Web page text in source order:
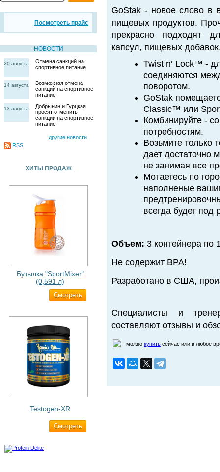
Посмотреть прайс
НОВОСТИ
20 августа
Отмена санкций на
спортивное питание
14 августа
Возможная отмена
санкций на спортивное
питание
13 августа
Добрынин и Гурцкая
просят отменить
санкции на спортивное
питание
другие новости
RSS
ХИТЫ ПРОДАЖ
Бутылка "SportMixer"
(0,591 л)
Cмотреть
Testogen-XR
Cмотреть
GoStak - новое слово в
пищевых продуктов.
прекрасно подходят
капсул, пищевых
Twist n‘ Lock™ -
соединяются
поворотом.
GoStak
Classic™ или
Комбинируйте -
потребностям.
Возьмите только
дает достаточно
не занимая все
Мотаетесь по
наполненые
всегда будет под
Объем: 3 контейнера по
Не содержит BPA!
Разработано в США,
Специалисты и
составляют отзывы и
- можно купить сейчас или в любое